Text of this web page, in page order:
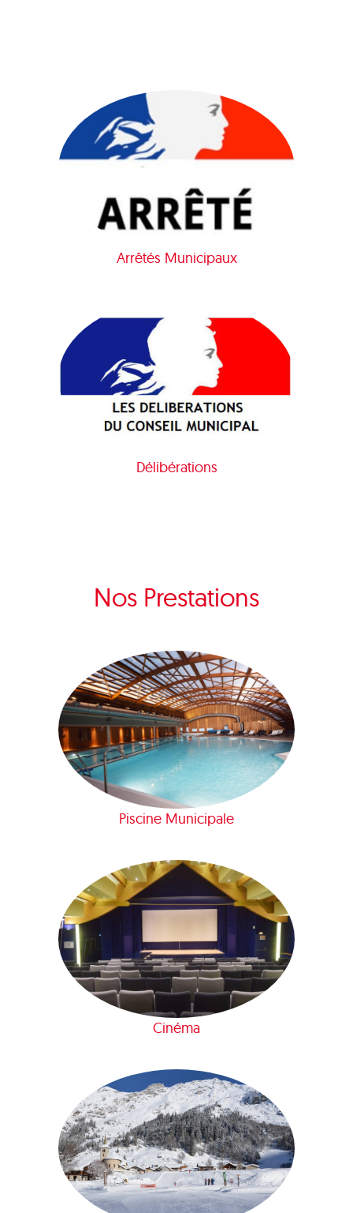
Arrêtés Municipaux
Délibérations
Nos Prestations
Piscine Municipale
Cinéma